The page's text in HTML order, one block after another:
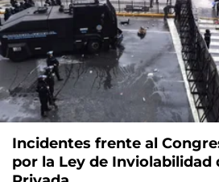
Incidentes frente al
por la Ley de Inviolabilidad